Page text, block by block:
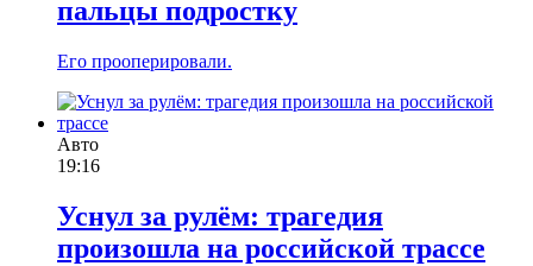
пальцы подростку
Его прооперировали.
Авто
19:16
Уснул за рулём: трагедия
произошла на российской трассе